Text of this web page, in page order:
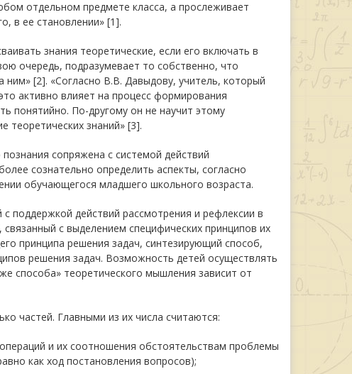
отдельном предмете класса, а прослеживает
в ее становлении» [1].
знания теоретические, если его включать в
очередь, подразумевает то собственно, что
[2]. «Согласно В.В. Давыдову, учитель, который
активно влияет на процесс формирования
понятийно. По-другому он не научит этому
знаний» [3].
сопряжена с системой действий
сознательно определить аспекты, согласно
обучающегося младшего школьного возраста.
поддержкой действий рассмотрения и рефлексии в
с выделением специфических принципов их
принципа решения задач, синтезирующий способ,
решения задач. Возможность детей осуществлять
способа» теоретического мышления зависит от
частей. Главными из их числа считаются:
и их соотношения обстоятельствам проблемы
как ход постановления вопросов);